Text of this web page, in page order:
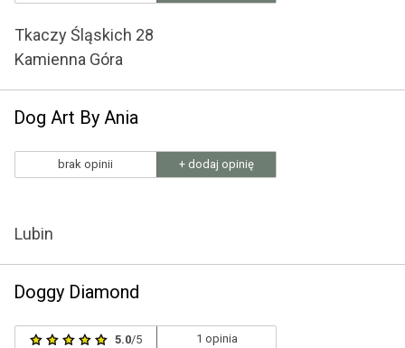
Tkaczy Śląskich 28
Kamienna Góra
Dog Art By Ania
brak opinii + dodaj opinię
Lubin
Doggy Diamond
5.0/5 1 opinia